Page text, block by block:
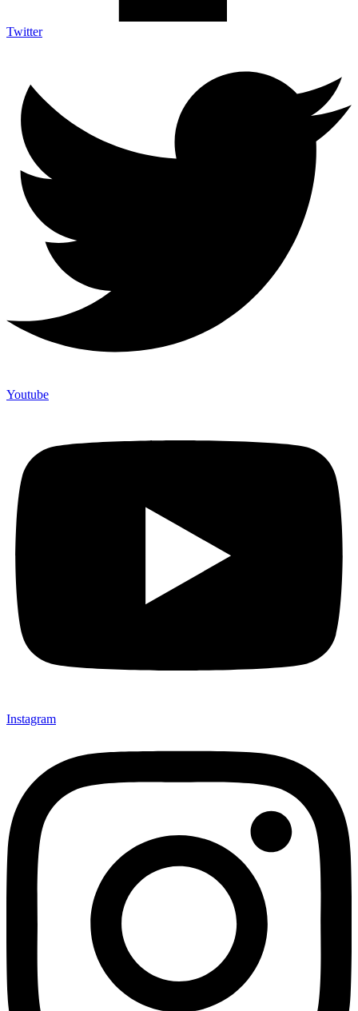
Twitter
Youtube
Instagram